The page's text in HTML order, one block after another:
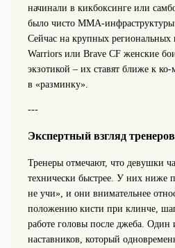
начинали в кикбоксинге или
было чисто
Сейчас на крупных
Warriors или Brave CF женские
экзотикой – их ставят ближе к
в «разминку».
---
Экспертный взгляд тренеров
Тренеры отмечают, что девушки
технически быстрее. У них ниже
не учи», и они внимательнее
положению кисти при клинче,
работе головы после джеба. Один
наставников, который